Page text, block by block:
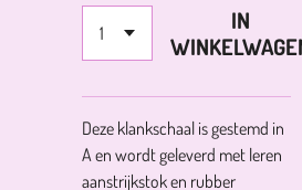
IN
Deze klankschaal is gestemd in
A en wordt geleverd met leren
aanstrijkstok en rubber